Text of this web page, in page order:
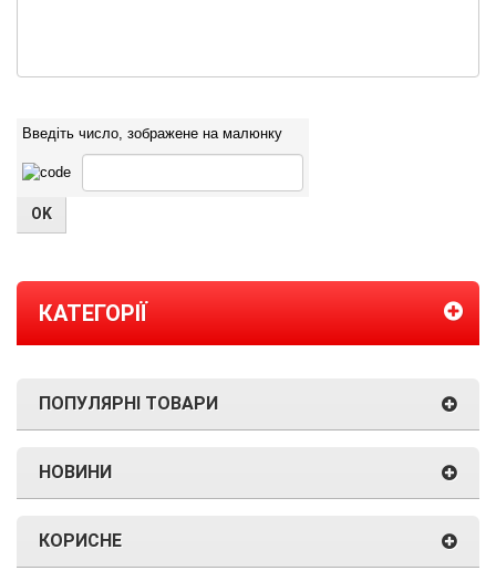
Введіть число, зображене на малюнку
КАТЕГОРІЇ
ПОПУЛЯРНІ ТОВАРИ
НОВИНИ
КОРИСНЕ